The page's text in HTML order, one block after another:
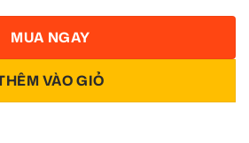
VÀO GIỎ
MUA NGAY